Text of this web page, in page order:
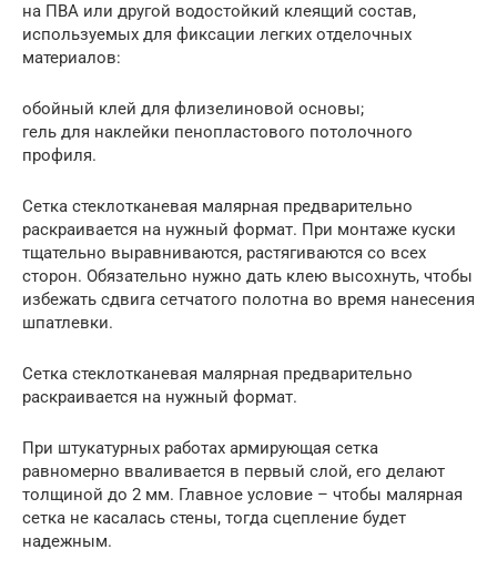
на ПВА или другой водостойкий клеящий состав,
используемых для фиксации легких отделочных
материалов:
обойный клей для флизелиновой основы;
гель для наклейки пенопластового потолочного
профиля.
Сетка стеклотканевая малярная предварительно
раскраивается на нужный формат. При монтаже куски
тщательно выравниваются, растягиваются со всех
сторон. Обязательно нужно дать клею высохнуть, чтобы
избежать сдвига сетчатого полотна во время нанесения
шпатлевки.
Сетка стеклотканевая малярная предварительно
раскраивается на нужный формат.
При штукатурных работах армирующая сетка
равномерно вваливается в первый слой, его делают
толщиной до 2 мм. Главное условие – чтобы малярная
сетка не касалась стены, тогда сцепление будет
надежным.